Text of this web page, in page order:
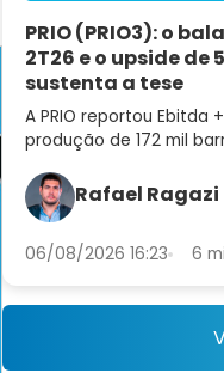
PRIO (PRIO3): o
2T26 e o upside de
sustenta a tese
A PRIO reportou Ebitda
produção de 172 mil
análise do balanço e as
para PRIO3
Rafael Ragazi
06/08/2026 16:23 6